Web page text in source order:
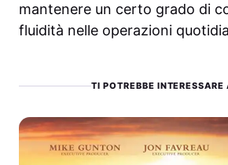
mantenere un certo grado di
fluidità nelle operazioni
TI POTREBBE INTERESSARE